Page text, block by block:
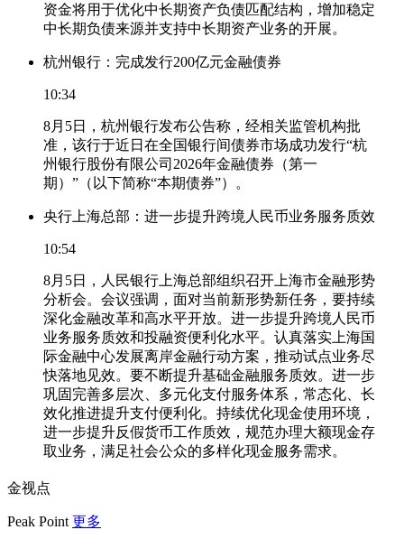
资金将用于优化中长期资产负债匹配结构，增加稳定
中长期负债来源并支持中长期资产业务的开展。
杭州银行：完成发行200亿元金融债券
10:34
8月5日，杭州银行发布公告称，经相关监管机构批
准，该行于近日在全国银行间债券市场成功发行“杭
州银行股份有限公司2026年金融债券（第一
期）”（以下简称“本期债券”）。
央行上海总部：进一步提升跨境人民币业务服务质效
10:54
8月5日，人民银行上海总部组织召开上海市金融形势
分析会。会议强调，面对当前新形势新任务，要持续
深化金融改革和高水平开放。进一步提升跨境人民币
业务服务质效和投融资便利化水平。认真落实上海国
际金融中心发展离岸金融行动方案，推动试点业务尽
快落地见效。要不断提升基础金融服务质效。进一步
巩固完善多层次、多元化支付服务体系，常态化、长
效化推进提升支付便利化。持续优化现金使用环境，
进一步提升反假货币工作质效，规范办理大额现金存
取业务，满足社会公众的多样化现金服务需求。
金视点
Peak Point 更多